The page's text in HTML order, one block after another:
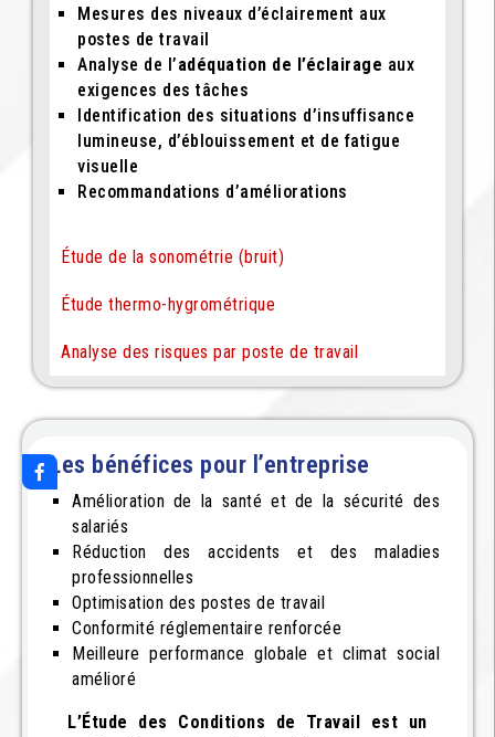
Mesures des niveaux d’éclairement aux
postes de travail
Analyse de l’adéquation de l’éclairage aux
exigences des tâches
Identification des situations d’insuffisance
lumineuse, d’éblouissement et de fatigue
visuelle
Recommandations d’améliorations
Étude de la sonométrie (bruit)
Étude thermo-hygrométrique
Analyse des risques par poste de travail
Les bénéfices pour l’entreprise
Amélioration de la santé et de la sécurité des
salariés
Réduction des accidents et des maladies
professionnelles
Optimisation des postes de travail
Conformité réglementaire renforcée
Meilleure performance globale et climat social
amélioré
L’Étude des Conditions de Travail est un